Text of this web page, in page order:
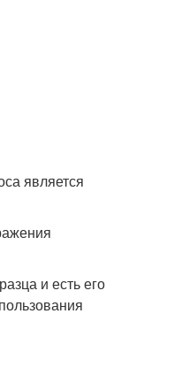
является
и есть его